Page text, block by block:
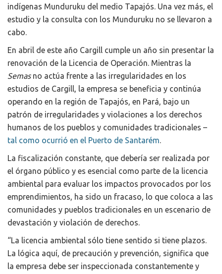
indígenas Munduruku del medio Tapajós. Una vez más, el
estudio y la consulta con los Munduruku no se llevaron a
cabo.
En abril de este año Cargill cumple un año sin presentar la
renovación de la Licencia de Operación. Mientras la
Semasno actúa frente a las irregularidades en los
estudios de Cargill, la empresa se beneficia y continúa
operando en la región de Tapajós, en Pará, bajo un
patrón de irregularidades y violaciones a los derechos
humanos de los pueblos y comunidades tradicionales –
tal como ocurrió en el Puerto de Santarém.
La fiscalización constante, que debería ser realizada por
el órgano público y es esencial como parte de la licencia
ambiental para evaluar los impactos provocados por los
emprendimientos, ha sido un fracaso, lo que coloca a las
comunidades y pueblos tradicionales en un escenario de
devastación y violación de derechos.
“La licencia ambiental sólo tiene sentido si tiene plazos.
La lógica aquí, de precaución y prevención, significa que
la empresa debe ser inspeccionada constantemente y